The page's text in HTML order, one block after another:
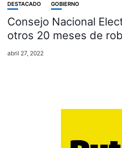
DESTACADO GOBIERNO
Consejo Nacional
otros 20 meses de
abril 27, 2022